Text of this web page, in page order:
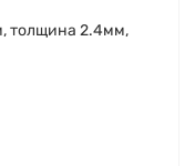
толщина 2.4мм,